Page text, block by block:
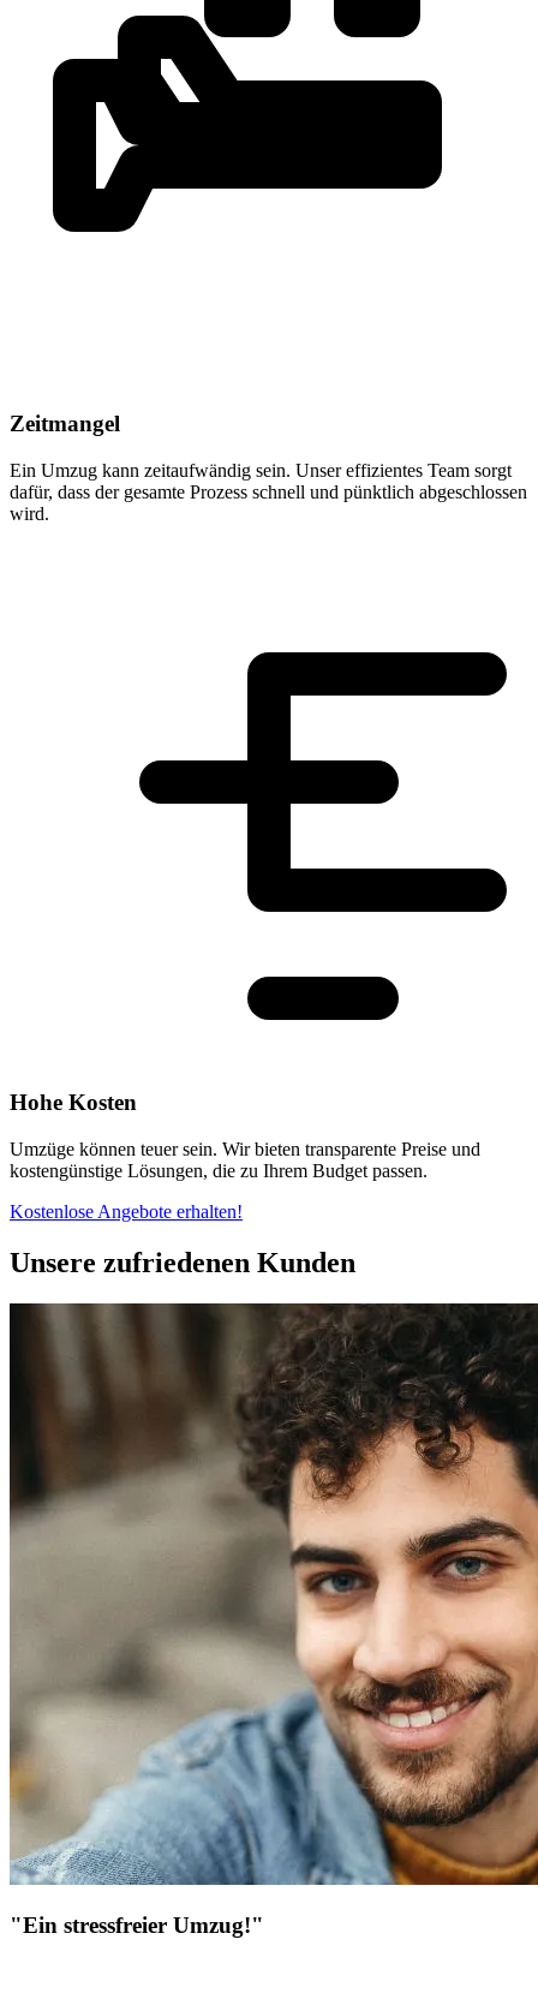
Zeitmangel
Ein Umzug kann zeitaufwändig sein. Unser effizientes Team sorgt
dafür, dass der gesamte Prozess schnell und pünktlich abgeschlossen
wird.
Hohe Kosten
Umzüge können teuer sein. Wir bieten transparente Preise und
kostengünstige Lösungen, die zu Ihrem Budget passen.
Kostenlose Angebote erhalten!
Unsere zufriedenen Kunden
"Ein stressfreier Umzug!"